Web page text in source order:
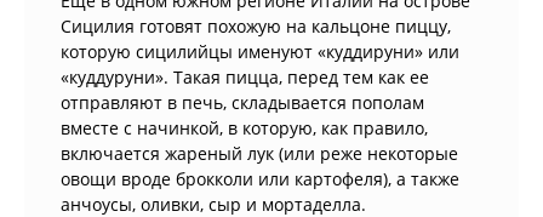
Сицилия готовят похожую на кальцоне пиццу,
которую сицилийцы именуют «куддируни» или
«куддуруни». Такая пицца, перед тем как ее
отправляют в печь, складывается пополам
вместе с начинкой, в которую, как правило,
включается жареный лук (или реже некоторые
овощи вроде брокколи или картофеля), а также
анчоусы, оливки, сыр и мортаделла.